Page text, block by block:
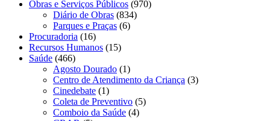
Obras e Serviços Públicos (970)
Diário de Obras (834)
Parques e Praças (6)
Procuradoria (16)
Recursos Humanos (15)
Saúde (466)
Agosto Dourado (1)
Centro de Atendimento da Criança (3)
Cinedebate (1)
Coleta de Preventivo (5)
Comboio da Saúde (4)